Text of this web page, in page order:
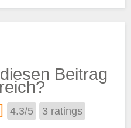
Beitrag
4.3/5 3 ratings